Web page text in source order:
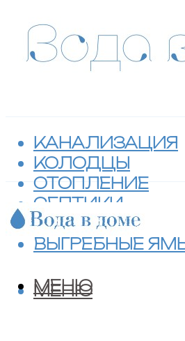
КАНАЛИЗАЦИЯ
КОЛОДЦЫ
ОТОПЛЕНИЕ
СЕПТИКИ
ТУАЛЕТЫ
ВЫГРЕБНЫЕ
МЕНЮ
МЕНЮ